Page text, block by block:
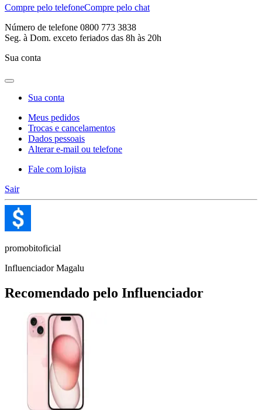
Compre pelo telefoneCompre pelo chat
Número de telefone 0800 773 3838
Seg. à Dom. exceto feriados das 8h às 20h
Sua conta
Sua conta
Meus pedidos
Trocas e cancelamentos
Dados pessoais
Alterar e-mail ou telefone
Fale com lojista
Sair
promobitoficial
Influenciador Magalu
Recomendado pelo Influenciador